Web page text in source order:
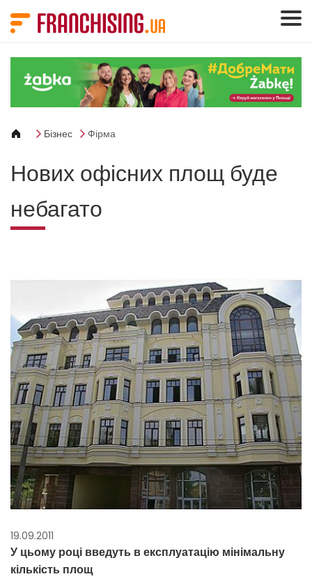
Бізнес Фірма
Нових офісних площ буде
небагато
19.09.2011
У цьому році введуть в експлуатацію мінімальну
кількість площ